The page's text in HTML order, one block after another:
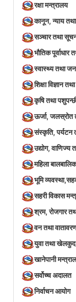
रक्षा मन्त्रालय
कानून, न्याय
सञ्‍चार तथा
भौतिक पूर्वाधार
स्वास्थ्य तथा
शिक्षा विज्ञान
कृषि तथा
ऊर्जा, जलस्रोत
संस्कृति, पर्यटन
उद्योग, वाणिज्य
महिला
भूमि
सहरी विकास
श्रम, रोजगार
वन तथा
युवा तथा खेलकुद
खानेपानी
सर्वोच्च अदालत
निर्वाचन आयोग